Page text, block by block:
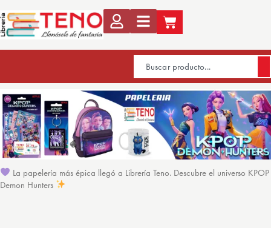
La papelería más épica llegó a Librería Teno. Descubre el universo KPOP
Demon Hunters